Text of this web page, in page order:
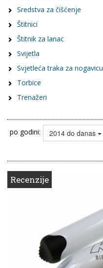
Sredstva za čišćenje
Štitnici
Štitnik za lanac
Svijetla
Svjetleća traka za nogavicu
Torbice
Trenažeri
po godini: 2014 do danas
Recenzije